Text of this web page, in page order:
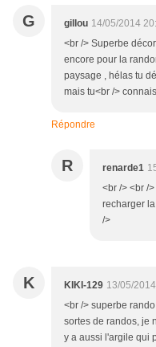
G gillou 14/05/2014
<br /> Superbe
encore pour la
paysage , hélas tu
mais tu<br />
Répondre
R renarde1
<br /> <br /
recharger
/>
K KIKI-129 13/05/
<br /> superbe
sortes de randos, je
y a aussi l'argile qui